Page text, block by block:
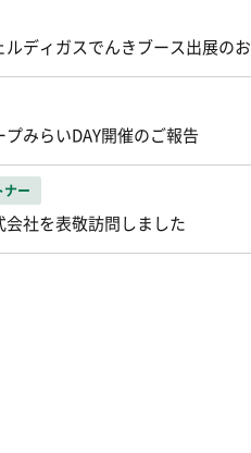
ディガスでんきブース出展の
みらいDAY開催のご報告
ナー
会社を表敬訪問しました